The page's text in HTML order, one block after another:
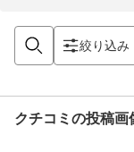
絞り込み
クチコミの投稿画